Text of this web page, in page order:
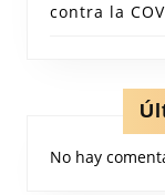
contra la
No hay